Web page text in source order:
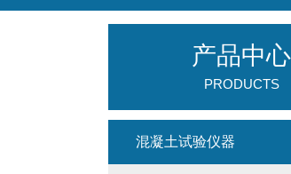
产品中心
PRODUCTS
混凝土试验仪器